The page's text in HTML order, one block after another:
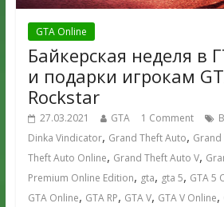
GTA Online
Байкерская неделя в
и подарки игрокам
Rockstar
27.03.2021 GTA 1 Comment
Dinka Vindicator, Grand Theft Auto, Grand
Theft Auto Online, Grand Theft Auto V,
Premium Online Edition, gta, gta 5, GTA 5
GTA Online, GTA RP, GTA V, GTA V Online,